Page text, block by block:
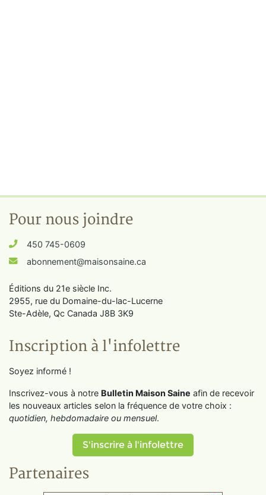
Pour nous joindre
450 745-0609
abonnement@maisonsaine.ca
Éditions du 21e siècle Inc.
2955, rue du Domaine-du-lac-Lucerne
Ste-Adèle, Qc Canada J8B 3K9
Inscription à l'infolettre
Soyez informé !
Inscrivez-vous à notre Bulletin Maison Saine afin de recevoir
les nouveaux articles selon la fréquence de votre choix :
quotidien, hebdomadaire ou mensuel.
S'inscrire à l'infolettre
Partenaires